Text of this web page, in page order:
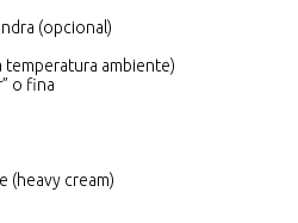
(opcional)
temperatura ambiente)
o fina
(heavy cream)